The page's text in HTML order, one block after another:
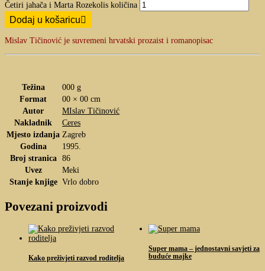
Četiri jahača i Marta Rozekolis količina
Dodaj u košaricu
Mislav Tičinović je suvremeni hrvatski prozaist i romanopisac
Težina
000 g
Format
00 × 00 cm
Autor
MIslav Tičinović
Nakladnik
Ceres
Mjesto izdanja Zagreb
Godina
1995.
Broj stranica
86
Uvez
Meki
Stanje knjige Vrlo dobro
Povezani proizvodi
Kako preživjeti razvod roditelja
Super mama – jednostavni savjeti za
buduće majke